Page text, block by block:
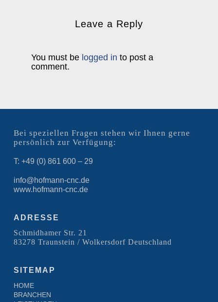
Leave a Reply
You must be logged in to post a
comment.
Bei speziellen Fragen stehen wir Ihnen gerne
persönlich zur Verfügung:
T: +49 (0) 861 600 – 29
info@hofmann-cnc.de
www.hofmann-cnc.de
ADRESSE
Schmidhamer Str. 21
83278 Traunstein / Wolkersdorf Deutschland
SITEMAP
HOME
BRANCHEN